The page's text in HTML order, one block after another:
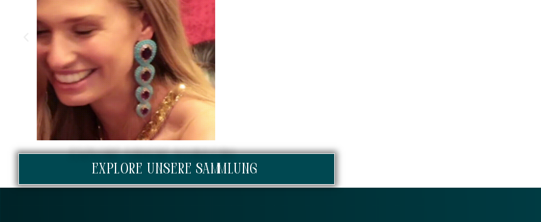
EXPLORE unsere Sammlung